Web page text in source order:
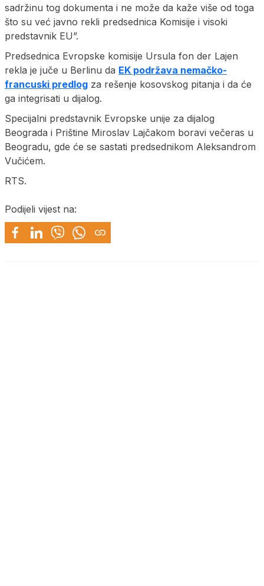
sadržinu tog dokumenta i ne može da kaže više od toga
što su već javno rekli predsednica Komisije i visoki
predstavnik EU”.
Predsednica Evropske komisije Ursula fon der Lajen
rekla je juče u Berlinu da EK podržava nemačko-
francuski predlog za rešenje kosovskog pitanja i da će
ga integrisati u dijalog.
Specijalni predstavnik Evropske unije za dijalog
Beograda i Prištine Miroslav Lajčakom boravi večeras u
Beogradu, gde će se sastati predsednikom Aleksandrom
Vučićem.
RTS.
Podijeli vijest na: